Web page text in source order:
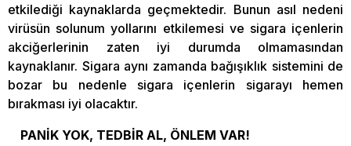
etkilediği kaynaklarda geçmektedir. Bunun asıl nedeni
virüsün solunum yollarını etkilemesi ve sigara içenlerin
akciğerlerinin zaten iyi durumda olmamasından
kaynaklanır. Sigara aynı zamanda bağışıklık sistemini de
bozar bu nedenle sigara içenlerin sigarayı hemen
bırakması iyi olacaktır.
PANİK YOK, TEDBİR AL, ÖNLEM VAR!